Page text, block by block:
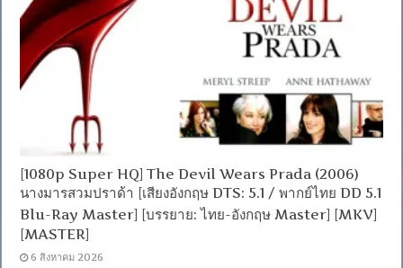
[1080p Super HQ] The Devil Wears Prada (2006)
นางมารสวมปราด้า [เสียงอังกฤษ DTS: 5.1 / พากย์ไทย DD 5.1
Blu-Ray Master] [บรรยาย: ไทย-อังกฤษ Master] [MKV]
[MASTER]
6 สิงหาคม 2026